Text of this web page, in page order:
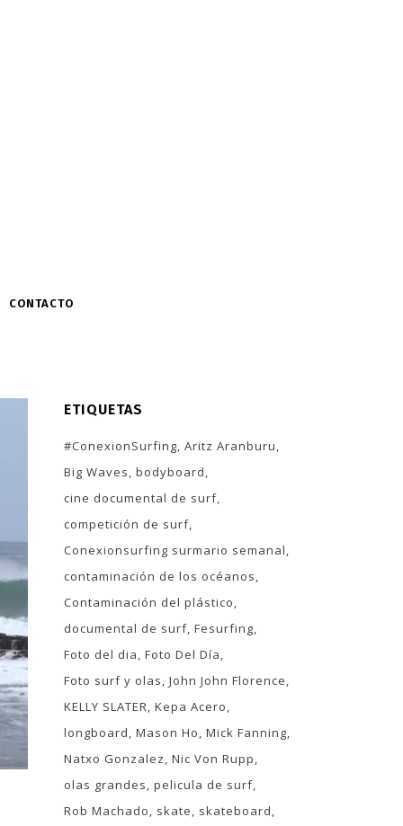
CONTACTO
ETIQUETAS
#ConexionSurfing Aritz Aranburu
Big Waves bodyboard
cine documental de surf
competición de surf
Conexionsurfing surmario semanal
contaminación de los océanos
Contaminación del plástico
documental de surf Fesurfing
Foto del dia Foto Del Día
Foto surf y olas John John Florence
KELLY SLATER Kepa Acero
longboard Mason Ho Mick Fanning
Natxo Gonzalez Nic Von Rupp
olas grandes pelicula de surf
Rob Machado
skate
skateboard